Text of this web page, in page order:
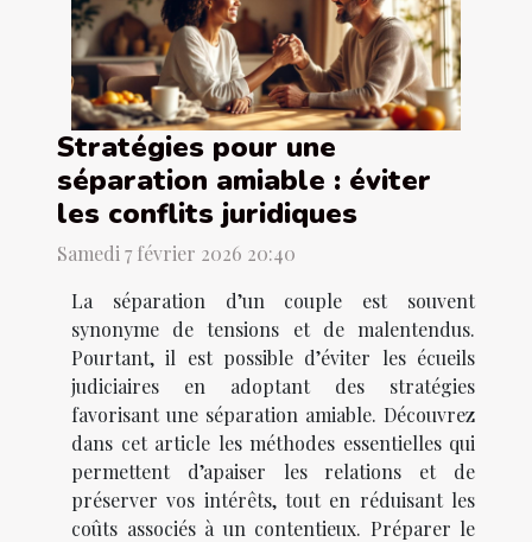
Stratégies pour une
séparation amiable : éviter
les conflits juridiques
Samedi 7 février 2026 20:40
La séparation d’un couple est souvent
synonyme de tensions et de malentendus.
Pourtant, il est possible d’éviter les écueils
judiciaires en adoptant des stratégies
favorisant une séparation amiable. Découvrez
dans cet article les méthodes essentielles qui
permettent d’apaiser les relations et de
préserver vos intérêts, tout en réduisant les
coûts associés à un contentieux. Préparer le